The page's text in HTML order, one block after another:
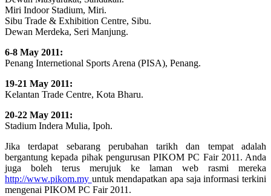
Miri Indoor Stadium, Miri.
Sibu Trade & Exhibition Centre, Sibu.
Dewan Merdeka, Seri Manjung.
6-8 May 2011:
Penang Internetional Sports Arena (PISA), Penang.
19-21 May 2011:
Kelantan Trade Centre, Kota Bharu.
20-22 May 2011:
Stadium Indera Mulia, Ipoh.
Jika terdapat sebarang perubahan tarikh dan tempat adalah
bergantung kepada pihak pengurusan PIKOM PC Fair 2011. Anda
juga boleh terus merujuk ke laman web rasmi mereka
http://www.pikom.my untuk mendapatkan apa saja informasi terkini
mengenai PIKOM PC Fair 2011.